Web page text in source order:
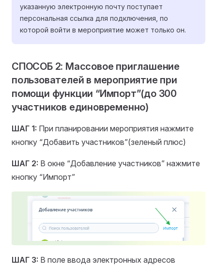
указанную электронную почту поступает
персональная ссылка для подключения, по
которой войти в мероприятие может только он.
СПОСОБ 2: Массовое приглашение
пользователей в мероприятие при
помощи функции “Импорт”(до 300
участников единовременно)
ШАГ 1: При планировании мероприятия нажмите
кнопку “Добавить участников”(зеленый плюс)
ШАГ 2: В окне “Добавление участников” нажмите
кнопку “Импорт”
ШАГ 3: В поле ввода электронных адресов